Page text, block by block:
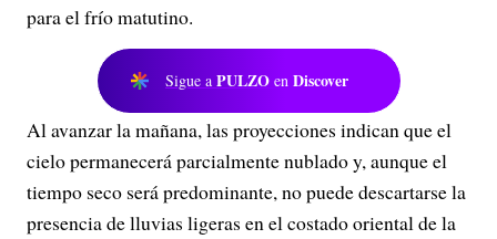
para el frío matutino.
Sigue a PULZO en Discover
Al avanzar la mañana, las proyecciones indican que el
cielo permanecerá parcialmente nublado y, aunque el
tiempo seco será predominante, no puede descartarse la
presencia de lluvias ligeras en el costado oriental de la